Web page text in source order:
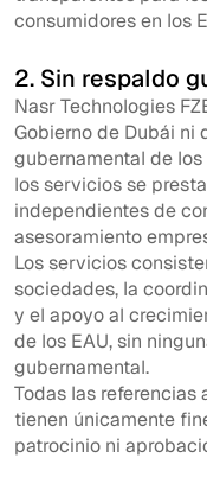
consumidores en los
2. Sin respaldo
Nasr Technologies
Gobierno de Dubái ni
gubernamental de
los servicios se
independientes de
asesoramiento
Los servicios
sociedades, la
y el apoyo al
de los EAU, sin
gubernamental.
Todas las
tienen únicamente
patrocinio ni